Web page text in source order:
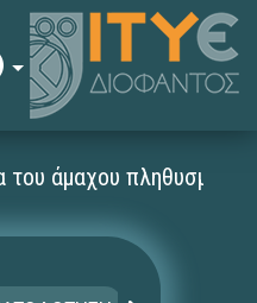
άμαχου πληθυσμού